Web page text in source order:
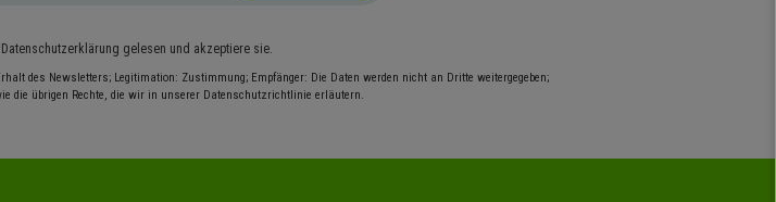
Datenschutzerklärung gelesen und akzeptiere sie.
des Newsletters; Legitimation: Zustimmung; Empfänger: Die Daten werden nicht an Dritte weitergegeben;
die übrigen Rechte, die wir in unserer Datenschutzrichtlinie erläutern.